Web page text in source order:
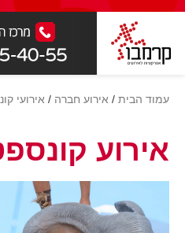
עמוד הבית / אירוע חברה / אירועי
אירוע